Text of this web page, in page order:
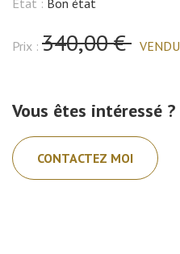
Prix : 340,00 € VENDU
Vous êtes intéressé ?
CONTACTEZ MOI